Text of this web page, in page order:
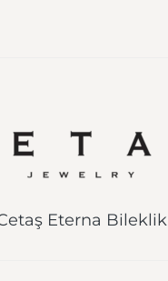
Eterna Bileklik